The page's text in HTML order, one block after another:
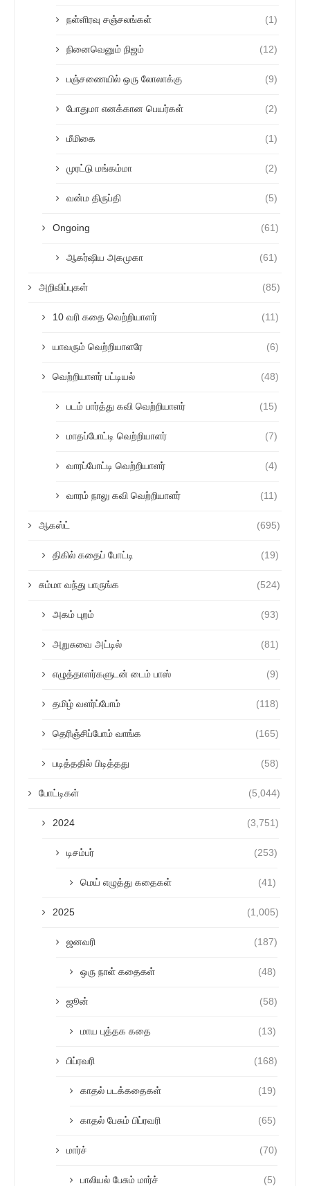
நள்ளிரவு சஞ்சலங்கள் (1)
நினைவெனும் நிஜம் (12)
பஞ்சணையில் ஒரு லோலாக்கு (9)
போதுமா எனக்கான பெயர்கள் (2)
மீமிகை (1)
முரட்டு மங்கம்மா (2)
வன்ம திருப்தி (5)
Ongoing (61)
ஆகர்ஷிய அகமுகா (61)
அறிவிப்புகள் (85)
10 வரி கதை வெற்றியாளர் (11)
யாவரும் வெற்றியாளரே (6)
வெற்றியாளர் பட்டியல் (48)
படம் பார்த்து கவி வெற்றியாளர் (15)
மாதப்போட்டி வெற்றியாளர் (7)
வாரப்போட்டி வெற்றியாளர் (4)
வாரம் நாலு கவி வெற்றியாளர் (11)
ஆகஸ்ட் (695)
திகில் கதைப் போட்டி (19)
சும்மா வந்து பாருங்க (524)
அகம் புறம் (93)
அறுசுவை அட்டில் (81)
எழுத்தாளர்களுடன் டைம் பாஸ் (9)
தமிழ் வளர்ப்போம் (118)
தெரிஞ்சிப்போம் வாங்க (165)
படித்ததில் பிடித்தது (58)
போட்டிகள் (5,044)
2024 (3,751)
டிசம்பர் (253)
மெய் எழுத்து கதைகள் (41)
2025 (1,005)
ஜனவரி (187)
ஒரு நாள் கதைகள் (48)
ஜூன் (58)
மாய புத்தக கதை (13)
பிப்ரவரி (168)
காதல் படக்கதைகள் (19)
காதல் பேசும் பிப்ரவரி (65)
மார்ச் (70)
பாலியல் பேசும் மார்ச் (5)